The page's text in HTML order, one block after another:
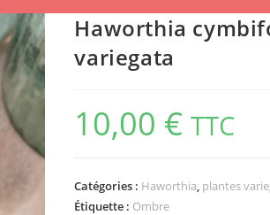
Haworthia
variegata
10,00 € TTC
Catégories : Haworthia, plantes
Étiquette : Ombre